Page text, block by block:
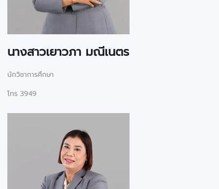
นางสาวเยาวภา มณีเนตร
นักวิชาการศึกษา
โทร 3949